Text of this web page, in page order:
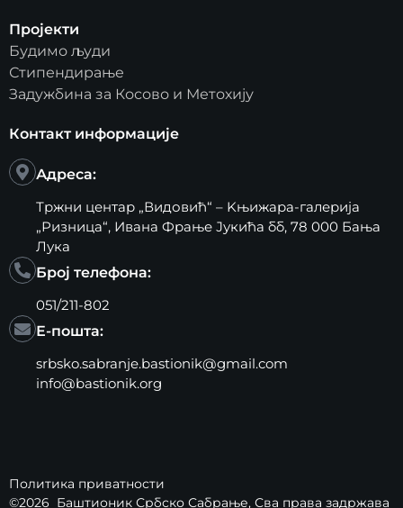
Пројекти
Будимо људи
Стипендирање
Задужбина за Косово и Метохију
Контакт информације
Адреса:
Тржни центар „Видовић“ – Kњижара-галерија
„Ризница“, Ивана Фрање Јукића бб, 78 000 Бања
Лука
Број телефона:
051/211-802
Е-пошта:
srbsko.sabranje.bastionik@gmail.com
info@bastionik.org
Политика приватности
©2026 Баштионик Србско Сабрање, Сва права задржава